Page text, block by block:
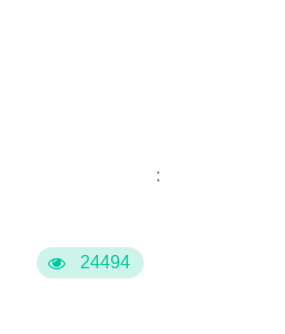
24494
: